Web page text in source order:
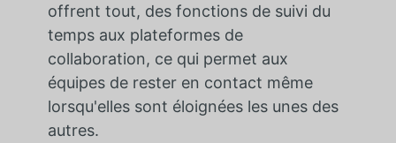
offrent tout, des fonctions de suivi du
temps aux plateformes de
collaboration, ce qui permet aux
équipes de rester en contact même
lorsqu'elles sont éloignées les unes des
autres.